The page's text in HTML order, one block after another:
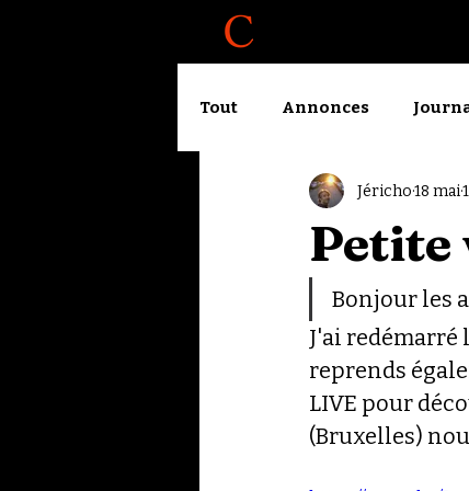
Tout Annonces
Garde partagée
Recherche et création
Petite
Jéricho18 mai
Bonjour les
J'ai redémarré
reprends
LIVE pour
(Bruxelles)